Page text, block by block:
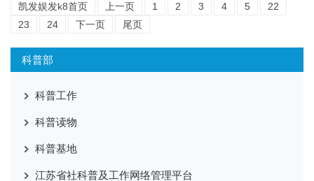
凯发娱发k8首页 上一页 1 2 3 4 5
22
23
24 下一页 尾页
科普部
科普工作
科普读物
科普基地
江苏省社科普及工作网络管理平台